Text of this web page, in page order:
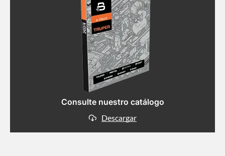
Consulte nuestro catálogo
Descargar